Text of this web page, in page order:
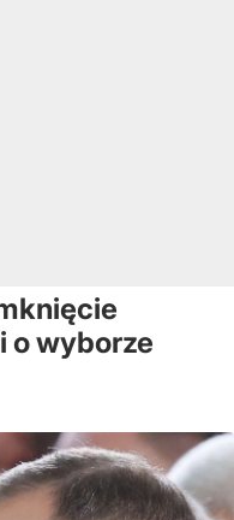
o wyborze